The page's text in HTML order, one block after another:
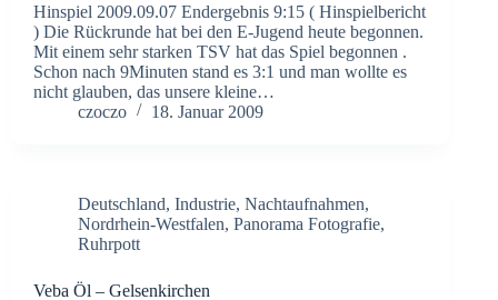
Hinspiel 2009.09.07 Endergebnis 9:15 ( Hinspielbericht
) Die Rückrunde hat bei den E-Jugend heute begonnen.
Mit einem sehr starken TSV hat das Spiel begonnen .
Schon nach 9Minuten stand es 3:1 und man wollte es
nicht glauben, das unsere kleine…
czoczo
18. Januar 2009
Deutschland, Industrie, Nachtaufnahmen,
Nordrhein-Westfalen, Panorama Fotografie,
Ruhrpott
Veba Öl – Gelsenkirchen